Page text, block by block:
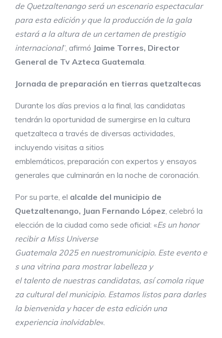
de Quetzaltenango será un escenario espectacular
para esta edición y que la producción de la gala
estará a la altura de un certamen de prestigio
internacional”, afirmó Jaime Torres, Director
General de Tv Azteca Guatemala
Jornada de preparación en tierras quetzaltecas
Durante los días previos a la final, las candidatas
tendrán la oportunidad de sumergirse en la cultura
quetzalteca a través de diversas actividades,
incluyendo visitas a sitios
emblemáticos, preparación con expertos y ensayos
generales que culminarán en la noche de coronación.
Por su parte, el alcalde del municipio de
Quetzaltenango, Juan Fernando López , celebró la
elección de la ciudad como sede oficial: «Es un honor
recibir a Miss Universe
Guatemala 2025 en nuestromunicipio. Este evento e
s una vitrina para mostrar labelleza y
el talento de nuestras candidatas, así comola rique
za cultural del municipio. Estamos listos para darles
la bienvenida y hacer de esta edición una
experiencia inolvidable«.